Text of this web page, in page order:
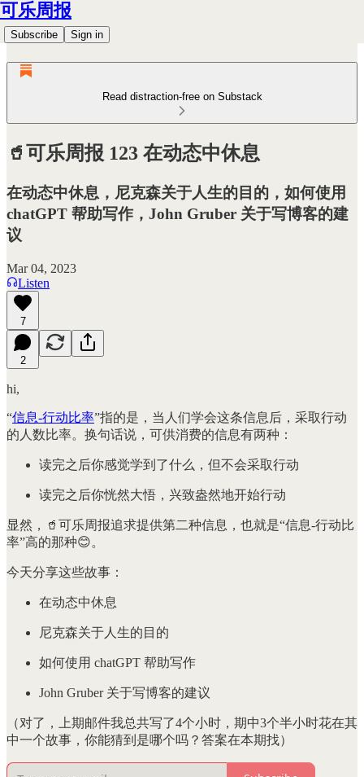
可乐周报
Subscribe Sign in
Read distraction-free on Substack
🥤可乐周报 123 在动态中休息
在动态中休息，尼克森关于人生的目的，如何使用
chatGPT 帮助写作，John Gruber 关于写博客的建
议
Mar 04, 2023
Listen
7
2
hi,
“信息-行动比率”指的是，当人们学会这条信息后，采取行动
的人数比率。换句话说，可供消费的信息有两种：
读完之后你感觉学到了什么，但不会采取行动
读完之后你恍然大悟，兴致盎然地开始行动
显然，🥤可乐周报追求提供第二种信息，也就是“信息-行动比
率”高的那种😊。
今天分享这些故事：
在动态中休息
尼克森关于人生的目的
如何使用 chatGPT 帮助写作
John Gruber 关于写博客的建议
（对了，上期邮件我总共写了4个小时，期中3个半小时花在其
中一个故事，你能猜到是哪个吗？答案在本期找）